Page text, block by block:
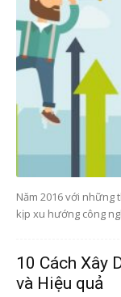
Năm 2016 với những
kịp xu hướng công
10 Cách Xây
và Hiệu quả